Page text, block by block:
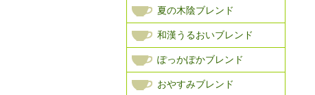
夏の木陰ブレンド
和漢うるおいブレンド
ぽっかぽかブレンド
おやすみブレンド